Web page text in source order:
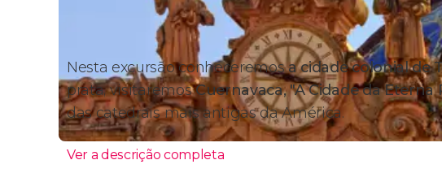
Nesta excursão conheceremosa cidade colonial de
prata, visitaremosCuernavaca, "A Cidade da Eterna
das catedrais mais antigas da América.
Ver a descrição completa